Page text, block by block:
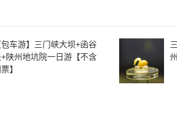
包车游】三门峡大坝+函谷
+陕州地坑院一日游【不含
】